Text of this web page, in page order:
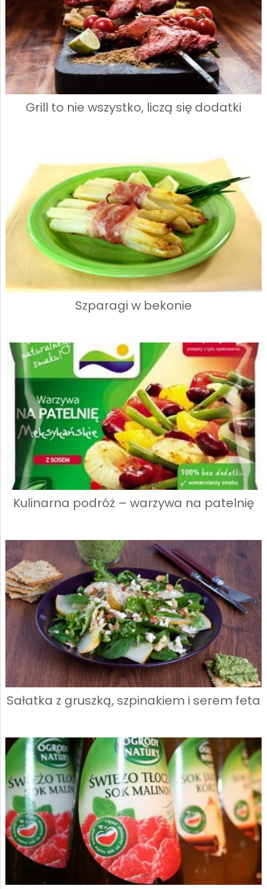
Grill to nie wszystko, liczą się dodatki
Szparagi w bekonie
Kulinarna podróż – warzywa na patelnię
Sałatka z gruszką, szpinakiem i serem feta